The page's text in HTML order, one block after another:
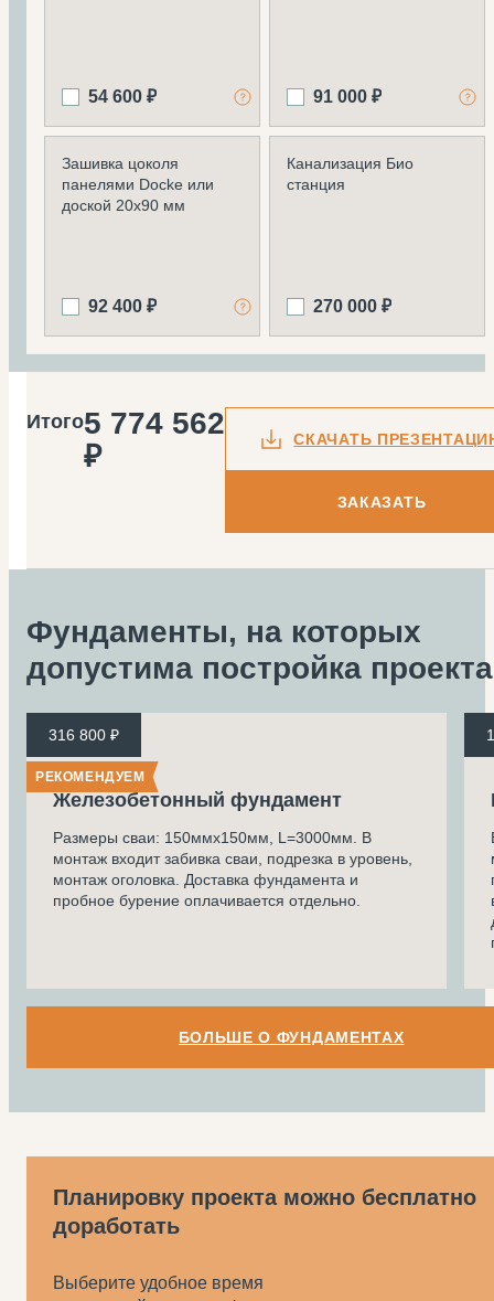
54 600 ₽ 91 000 ₽
Зашивка цоколя
панелями Docke или
доской 20х90 мм
92 400 ₽
Канализация Био
станция
270 000 ₽
Итого5 774 562
₽
СКАЧАТЬ
ЗАКАЗАТЬ
Фундаменты, на которых
допустима постройка проекта
Железобетонный фундамент
Размеры сваи: 150ммх150мм, L=3000мм. В
монтаж входит забивка сваи, подрезка в уровень,
монтаж оголовка. Доставка фундамента и
пробное бурение оплачивается отдельно.
316 800 ₽
РЕКОМЕНДУЕМ
БОЛЬШЕ О ФУНДАМЕНТАХ
Планировку проекта можно бесплатно
доработать
Выберите удобное время